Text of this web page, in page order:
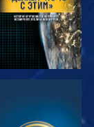
СМОТРЕТЬ